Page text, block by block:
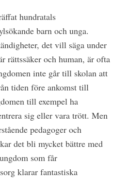
hundratals
barn och unga.
det vill säga under
rättssäker och human, är ofta
inte går till skolan att
tiden före ankomst till
till exempel ha
sig eller vara trött. Men
pedagoger och
det bli mycket bättre med
som får
klarar fantastiska